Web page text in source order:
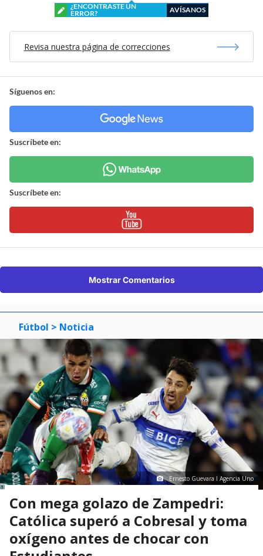
¿ENCONTRASTE UN
ERROR?
AVÍSANOS
Revisa nuestra página de correcciones
Síguenos en:
Suscríbete en:
Suscríbete en:
Mostrar Comentarios
Fútbol > Noticia
Ernesto Guevara I Agencia Uno
Con mega golazo de Zampedri:
Católica superó a Cobresal y toma
oxígeno antes de chocar con